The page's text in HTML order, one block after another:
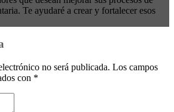
Te ayudaré a crear y fortalecer esos
no será publicada. Los campos
con *